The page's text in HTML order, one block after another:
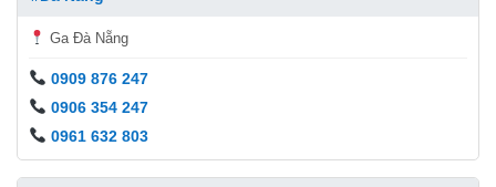
Ga Đà Nẵng
0909 876 247
0906 354 247
0961 632 803